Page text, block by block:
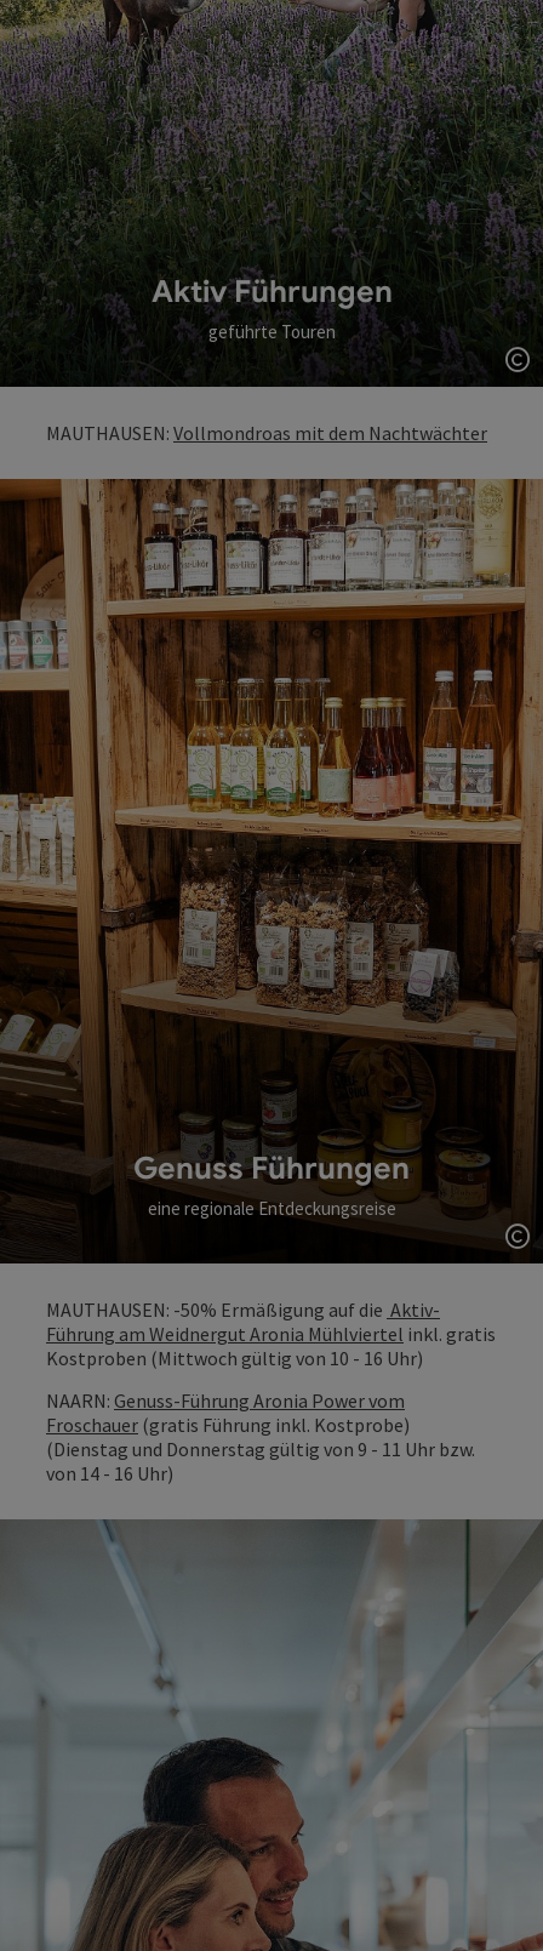
Aktiv Führungen
geführte Touren
MAUTHAUSEN: Vollmondroas mit dem Nachtwächter
Genuss Führungen
eine regionale Entdeckungsreise
MAUTHAUSEN: -50% Ermäßigung auf die Aktiv-
Führung am Weidnergut Aronia Mühlviertel inkl. gratis
Kostproben (Mittwoch gültig von 10 - 16 Uhr)
NAARN: Genuss-Führung Aronia Power vom
Froschauer (gratis Führung inkl. Kostprobe)
(Dienstag und Donnerstag gültig von 9 - 11 Uhr bzw.
von 14 - 16 Uhr)